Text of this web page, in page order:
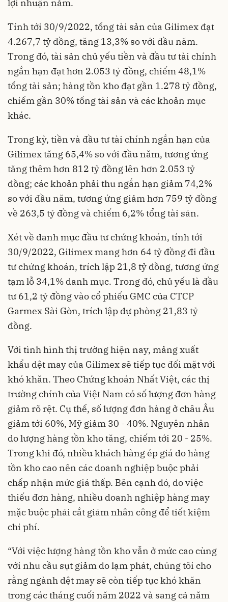
lợi nhuận năm.
Tính tới 30/9/2022, tổng tài sản của Gilimex đạt
4.267,7 tỷ đồng, tăng 13,3% so với đầu năm.
Trong đó, tài sản chủ yếu tiền và đầu tư tài chính
ngắn hạn đạt hơn 2.053 tỷ đồng, chiếm 48,1%
tổng tài sản; hàng tồn kho đạt gần 1.278 tỷ đồng,
chiếm gần 30% tổng tài sản và các khoản mục
khác.
Trong kỳ, tiền và đầu tư tài chính ngắn hạn của
Gilimex tăng 65,4% so với đầu năm, tương ứng
tăng thêm hơn 812 tỷ đồng lên hơn 2.053 tỷ
đồng; các khoản phải thu ngắn hạn giảm 74,2%
so với đầu năm, tương ứng giảm hơn 759 tỷ đồng
về 263,5 tỷ đồng và chiếm 6,2% tổng tài sản.
Xét về danh mục đầu tư chứng khoán, tính tới
30/9/2022, Gilimex mang hơn 64 tỷ đồng đi đầu
tư chứng khoán, trích lập 21,8 tỷ đồng, tương ứng
tạm lỗ 34,1% danh mục. Trong đó, chủ yếu là đầu
tư 61,2 tỷ đồng vào cổ phiếu GMC của CTCP
Garmex Sài Gòn, trích lập dự phòng 21,83 tỷ
đồng.
Với tình hình thị trường hiện nay, mảng xuất
khẩu dệt may của Gilimex sẽ tiếp tục đối mặt với
khó khăn. Theo Chứng khoán Nhất Việt, các thị
trường chính của Việt Nam có số lượng đơn hàng
giảm rõ rệt. Cụ thể, số lượng đơn hàng ở châu Âu
giảm tới 60%, Mỹ giảm 30 - 40%. Nguyên nhân
do lượng hàng tồn kho tăng, chiếm tới 20 - 25%.
Trong khi đó, nhiều khách hàng ép giá do hàng
tồn kho cao nên các doanh nghiệp buộc phải
chấp nhận mức giá thấp. Bên cạnh đó, do việc
thiếu đơn hàng, nhiều doanh nghiệp hàng may
mặc buộc phải cắt giảm nhân công để tiết kiệm
chi phí.
“Với việc lượng hàng tồn kho vẫn ở mức cao cùng
với nhu cầu sụt giảm do lạm phát, chúng tôi cho
rằng ngành dệt may sẽ còn tiếp tục khó khăn
trong các tháng cuối năm 2022 và sang cả năm